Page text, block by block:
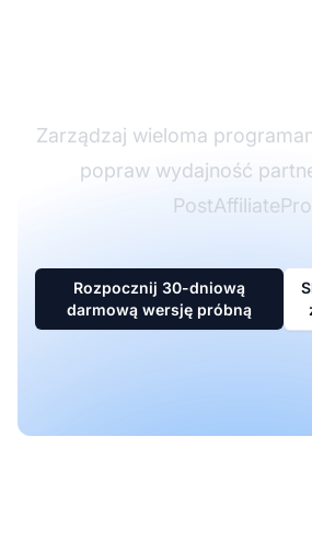
Zarządzaj wieloma
popraw wydajność
Rozpocznij 30-dniową
darmową wersję próbną